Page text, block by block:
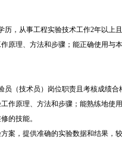
，从事工程实验技术工作2年以上且
原理、方法和步骤；能正确使用与
（技术员）岗位职责且考核成绩合
作原理、方法和步骤；能熟练地使
的技能。
案，提供准确的实验数据和结果，